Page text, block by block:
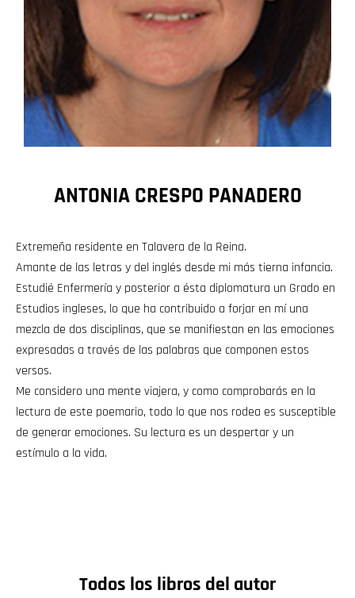
ANTONIA CRESPO PANADERO
Extremeña residente en Talavera de la Reina.
Amante de las letras y del inglés desde mi más tierna infancia.
Estudié Enfermería y posterior a ésta diplomatura un Grado en
Estudios ingleses, lo que ha contribuido a forjar en mí una
mezcla de dos disciplinas, que se manifiestan en las emociones
expresadas a través de las palabras que componen estos
versos.
Me considero una mente viajera, y como comprobarás en la
lectura de este poemario, todo lo que nos rodea es susceptible
de generar emociones. Su lectura es un despertar y un
estímulo a la vida.
Todos los libros del autor